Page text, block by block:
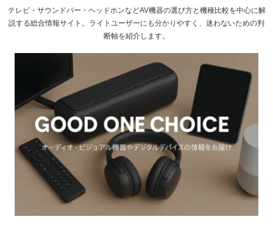
テレビ・サウンドバー・ヘッドホンなどAV機器の選び方と機種比較を中心に解
説する総合情報サイト。ライトユーザーにも分かりやすく、迷わないための判
断軸を紹介します。